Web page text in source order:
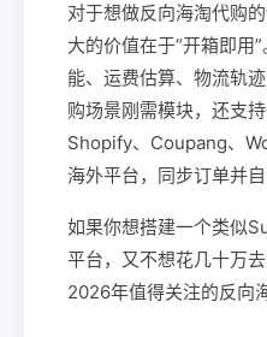
对于想做反向海淘代购
大的价值在于“开箱即用
能、运费估算、物流轨
购场景刚需模块，还支
Shopify、Coupang、
海外平台，同步订单并自
如果你想搭建一个类似
平台，又不想花几十万
2026年值得关注的反向